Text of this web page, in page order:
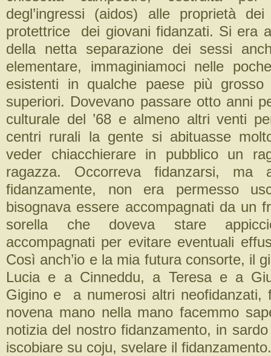
degl’ingressi (aidos) alle proprietà
protettrice dei giovani fidanzati. Si era
della netta separazione dei sessi
elementare, immaginiamoci nelle
esistenti in qualche paese più
superiori. Dovevano passare otto anni
culturale del ’68 e almeno altri venti
centri rurali la gente si abituasse
veder chiacchierare in pubblico un
ragazza. Occorreva fidanzarsi, ma
fidanzamente, non era permesso
bisognava essere accompagnati da un
sorella che doveva stare
accompagnati per evitare eventuali
Così anch’io e la mia futura consorte, il
Lucia e a Cinneddu, a Teresa e a
Gigino e a numerosi altri neofidanzati,
novena mano nella mano facemmo
notizia del nostro fidanzamento, in
iscobiare su coju, svelare il fidanzamento.